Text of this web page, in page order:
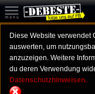
Diese Website verwendet
auswerten, um
anzuzeigen. Weitere
du deren Verwendung
Datenschutzhinweisen.